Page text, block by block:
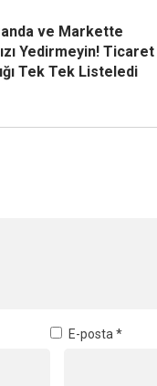
ve Markette
Yedirmeyin! Ticaret
Tek Tek Listeledi
E-posta *